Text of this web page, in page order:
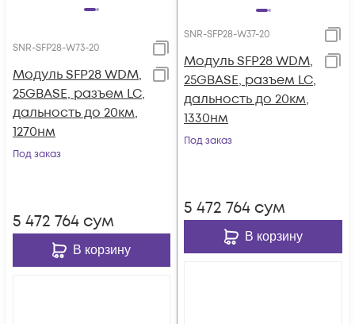
SNR-SFP28-W73-20
Модуль SFP28 WDM,
25GBASE, разъем LC,
дальность до 20км,
1270нм
Под заказ
5 472 764 сум
В корзину
SNR-SFP28-W37-20
Модуль SFP28 WDM,
25GBASE, разъем LC,
дальность до 20км,
1330нм
Под заказ
5 472 764 сум
В корзину